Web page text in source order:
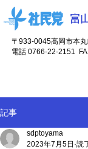
富
〒933-0045高岡市本
電話 0766-22-2151
記事
sdptoyama
2023年7月5日 読